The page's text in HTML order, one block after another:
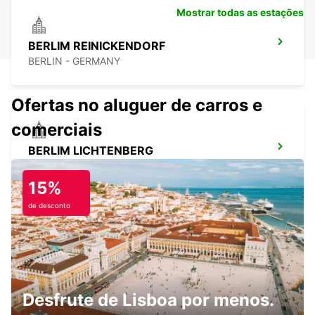
BERLIM REINICKENDORF
BERLIN - GERMANY
BERLIM LICHTENBERG
BERLIN - GERMANY
BERLIM STEGLITZ
BERLIN - GERMANY
Mostrar todas as estações
Ofertas no aluguer de carros e
comerciais
15%
de desconto
Desfrute de Lisboa por menos.